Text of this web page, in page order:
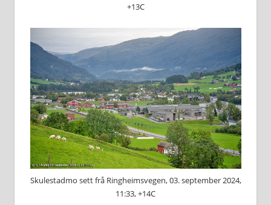
+13C
Skulestadmo sett frå Ringheimsvegen, 03. september 2024,
11:33, +14C